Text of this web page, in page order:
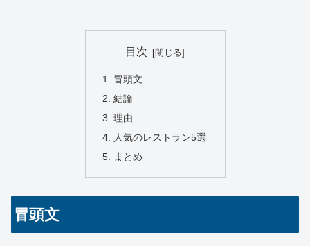
目次
冒頭文
結論
理由
人気のレストラン5選
まとめ
冒頭文